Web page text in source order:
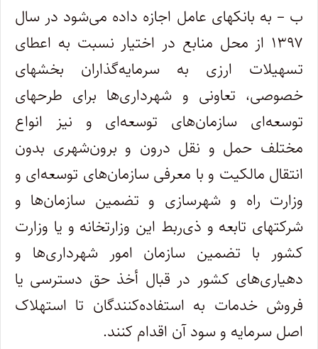
ب – به بانکهای عامل اجازه داده می‌شود در سال
۱۳۹۷ از محل منابع در اختیار نسبت به اعطای
تسهیلات ‌ارزی به سرمایه‌گذاران بخشهای
خصوصی، تعاونی و شهرداری‌ها برای طرحهای
توسعه‌ای سازمان‌های توسعه‌ای و نیز انواع
مختلف حمل و نقل درون و برون‌شهری بدون
انتقال مالکیت و با معرفی سازمان‌های توسعه‌ای و
وزارت راه و شهرسازی و تضمین سازمان‌ها و
شرکتهای تابعه و ذی‌ربط این وزارتخانه و یا وزارت
کشور با تضمین سازمان امور شهرداری‌ها و
دهیاری‌های کشور در قبال أخذ حق دسترسی یا
فروش خدمات به استفاده‌کنندگان تا استهلاک
اصل سرمایه و سود آن اقدام کنند.